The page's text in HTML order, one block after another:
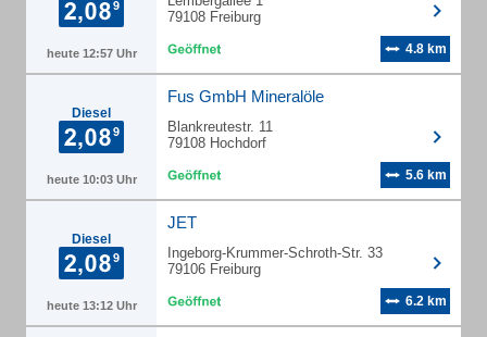
heute 12:57 Uhr
79108 Freiburg
4.8 km
Diesel
heute 10:03 Uhr
Fus GmbH Mineralöle
Blankreutestr. 11
79108 Hochdorf
5.6 km
Diesel
heute 13:12 Uhr
JET
Ingeborg-Krummer-Schroth-Str. 33
79106 Freiburg
6.2 km